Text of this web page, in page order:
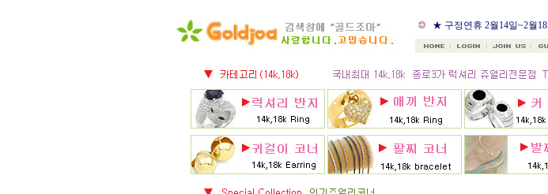
★ 8月 행사 12% 대박할인쿠
폰 행사
★ 구정연휴 2월14일~2월18
일
★ 골드조아 앱 출시기념